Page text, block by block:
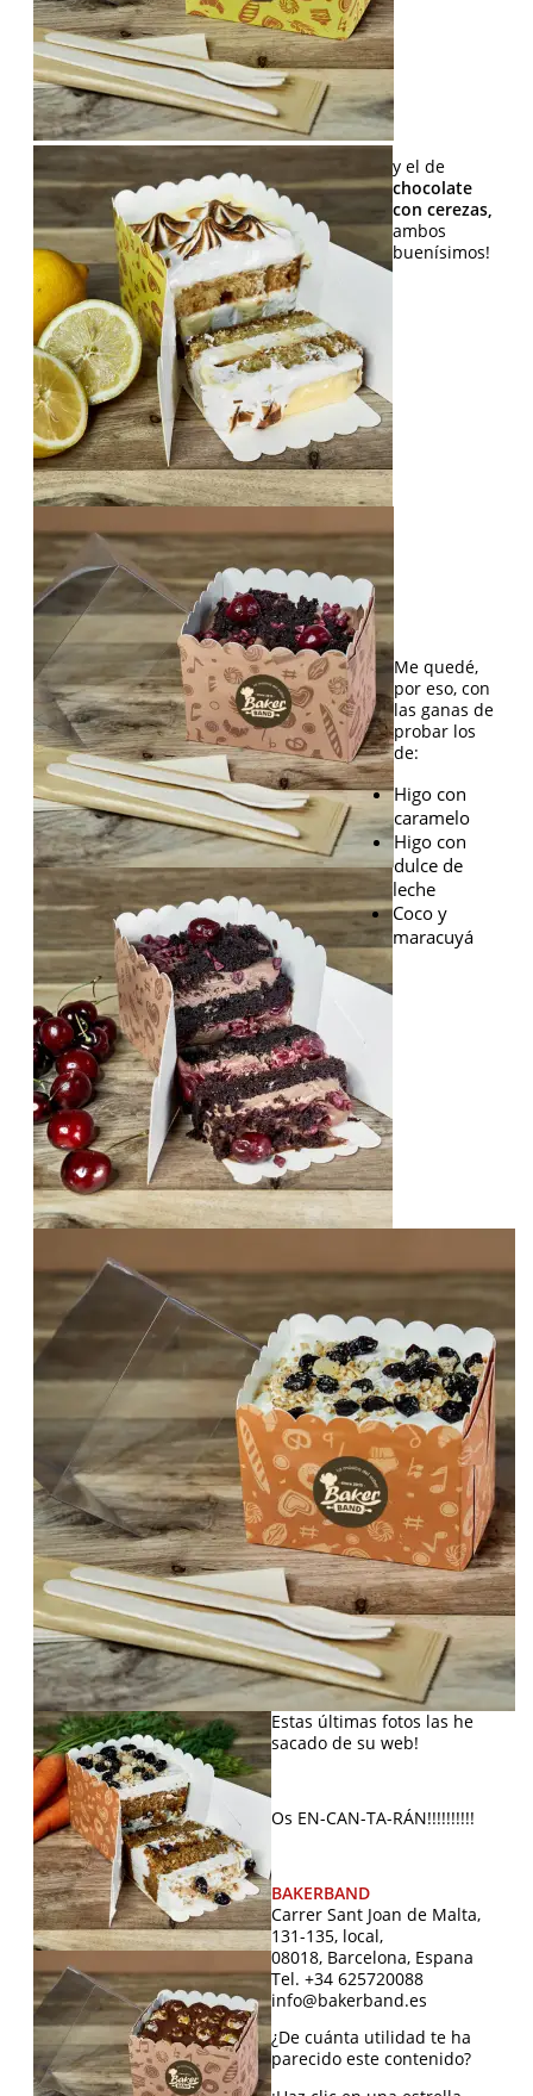
y el de
chocolate
con cerezas,
ambos
buenísimos!
Me quedé,
por eso, con
las ganas de
probar los
de:
Higo con
caramelo
Higo con
dulce de
leche
Coco y
maracuyá
Estas últimas fotos las he
sacado de su web!
Os EN-CAN-TA-RÁN!!!!!!!!!!
BAKERBAND
Carrer Sant Joan de Malta,
131-135, local,
08018, Barcelona, Espana
Tel. +34 625720088
info@bakerband.es
¿De cuánta utilidad te ha
parecido este contenido?